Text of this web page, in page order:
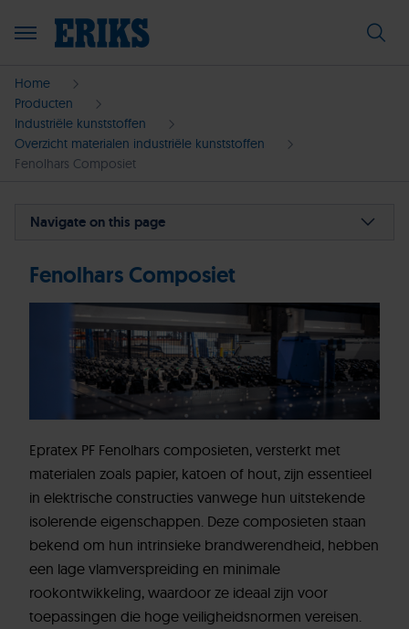
Home
Producten
Industriële kunststoffen
Overzicht materialen industriële kunststoffen
Fenolhars Composiet
Probeer de kunststof configurator
Uitgelichte Fenolhars composiet producten
Terug naar materiaaloverzicht
Fenolhars Composiet
Fenolhars Composiet eigenschappen en kenmerken
Toepassingen
Bewerkingstechnieken
ERIKS Fenolhars composiet varianten
Configureer je kunststof onderdelen zelf
Vraag het onze specialisten
Navigate on this page
Fenolhars Composiet
Epratex PF Fenolhars composieten, versterkt met
materialen zoals papier, katoen of hout, zijn essentieel
in elektrische constructies vanwege hun uitstekende
isolerende eigenschappen. Deze composieten staan
bekend om hun intrinsieke brandwerendheid, hebben
een lage vlamverspreiding en minimale
rookontwikkeling, waardoor ze ideaal zijn voor
toepassingen die hoge veiligheidsnormen vereisen.